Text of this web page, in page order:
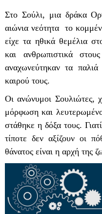
Στο Σούλι, μια δράκα
αιώνια νεότητα το
είχε τα ηθικά θεμέλια
και ανθρωπιστικά
αναχωνεύτηκαν τα
καιρού τους.
Οι ανώνυμοι Σουλιώτες,
μόρφωση και
στάθηκε η δόξα τους.
τίποτε δεν αξίζουν οι
θάνατος είναι η αρχή της